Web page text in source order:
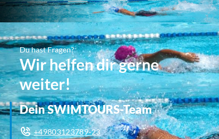
Du hast Fragen?
Wir helfen dir gerne
weiter!
Dein SWIMTOURS-Team
+49803123789-23